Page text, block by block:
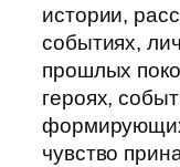
истории,
событиях,
прошлых
героях,
чувство